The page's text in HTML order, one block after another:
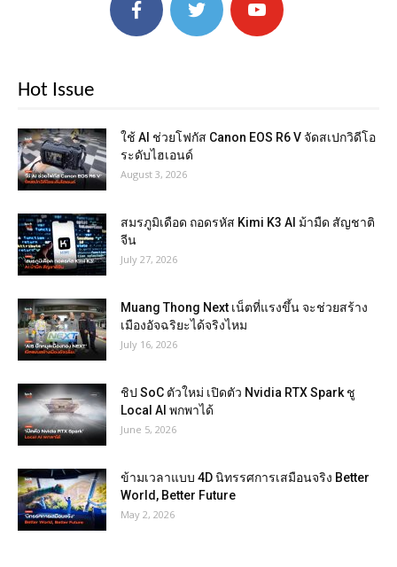
Hot Issue
ใช้ AI ช่วยโฟกัส Canon EOS R6 V จัดสเปกวิดีโอ
ระดับไฮเอนด์
August 3, 2026
สมรภูมิเดือด ถอดรหัส Kimi K3 AI ม้ามืด สัญชาติ
จีน
July 27, 2026
Muang Thong Next เน็ตที่แรงขึ้น จะช่วยสร้าง
เมืองอัจฉริยะได้จริงไหม
July 16, 2026
ชิป SoC ตัวใหม่ เปิดตัว Nvidia RTX Spark ชู
Local AI พกพาได้
June 5, 2026
ข้ามเวลาแบบ 4D นิทรรศการเสมือนจริง Better
World, Better Future
May 2, 2026